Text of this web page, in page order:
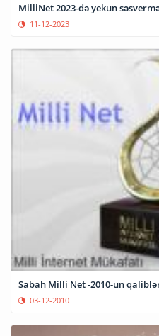
MilliNet 2023-də yekun
11-12-2023
Sabah Milli Net -2010-un
03-12-2010